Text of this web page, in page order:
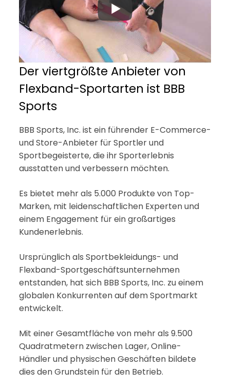
Der viertgrößte Anbieter von
Flexband-Sportarten ist BBB
Sports
BBB Sports, Inc. ist ein führender E-Commerce-
und Store-Anbieter für Sportler und
Sportbegeisterte, die ihr Sporterlebnis
ausstatten und verbessern möchten.
Es bietet mehr als 5.000 Produkte von Top-
Marken, mit leidenschaftlichen Experten und
einem Engagement für ein großartiges
Kundenerlebnis.
Ursprünglich als Sportbekleidungs- und
Flexband-Sportgeschäftsunternehmen
entstanden, hat sich BBB Sports, Inc. zu einem
globalen Konkurrenten auf dem Sportmarkt
entwickelt.
Mit einer Gesamtfläche von mehr als 9.500
Quadratmetern zwischen Lager, Online-
Händler und physischen Geschäften bildete
dies den Grundstein für den Betrieb.